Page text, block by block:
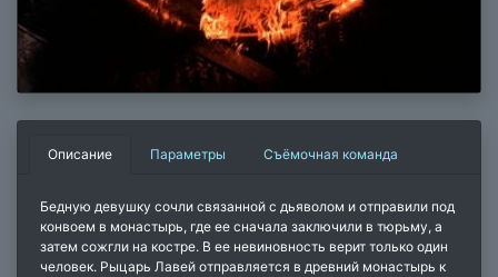
Описание Параметры Съёмочная команда
Бедную девушку сочли связанной с дьяволом и отправили под
конвоем в монастырь, где ее сначала заключили в тюрьму, а
затем сожгли на костре. В ее невиновность верит только один
человек. Рыцарь Лавей отправляется в древний монастырь к